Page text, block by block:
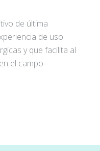
de última
de uso
y que facilita al
el campo